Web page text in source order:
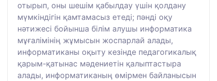
отырып, оны шешім қабылдау үшін қолдану
мүмкіндігін қамтамасыз етеді; пәнді оқу
нәтижесі бойынша білім алушы информатика
мұғалімінің жұмысын жоспарлай алады,
информатиканы оқыту кезінде педагогикалық
қарым-қатынас мәдениетін қалыптастыра
алады, информатиканың өмірмен байланысын